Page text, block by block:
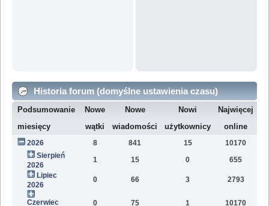
Historia forum (domyślne ustawienia czasu)
Podsumowanie
miesięcy
Nowe
wątki
Nowe
wiadomości
Nowi
użytkownicy
Najwięcej
online
2026 8 841 15 10170
Sierpień
2026
1 15 0 655
Lipiec
2026
0 66 3 2793
Czerwiec
0 75 1 10170